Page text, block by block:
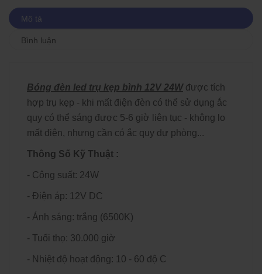
Mô tả
Bình luận
Bóng đèn led trụ kẹp bình 12V 24Wđược tích
hợp trụ kẹp - khi mất điện đèn có thể sử dụng ắc
quy có thể sáng được 5-6 giờ liên tục - không lo
mất điện, nhưng cần có ắc quy dự phòng...
Thông Số Kỹ Thuật :
- Công suất: 24W
- Điện áp: 12V DC
- Ánh sáng: trắng (6500K)
- Tuổi thọ: 30.000 giờ
- Nhiệt độ hoạt động: 10 - 60 độ C